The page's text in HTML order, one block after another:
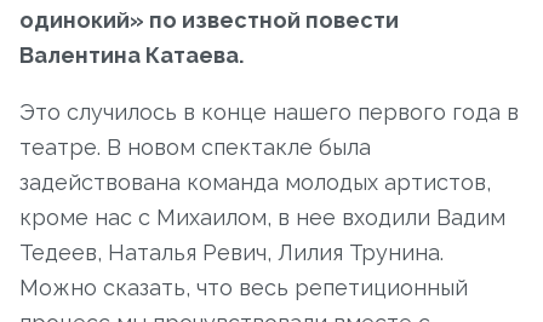
одинокий» по известной повести
Валентина Катаева.
Это случилось в конце нашего первого года в
театре. В новом спектакле была
задействована команда молодых артистов,
кроме нас с Михаилом, в нее входили Вадим
Тедеев, Наталья Ревич, Лилия Трунина.
Можно сказать, что весь репетиционный